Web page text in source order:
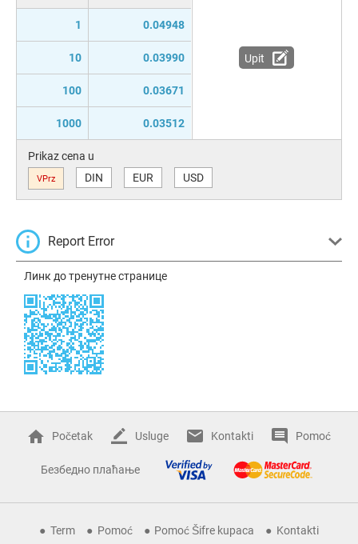
1 0.04948
10 0.03990
100 0.03671
1000 0.03512
Upit
Prikaz cena u
VPrz DIN EUR USD
Report Error
Линк до тренутне странице
Početak Usluge Kontakti Pomoć
Безбедно плаћање
Term Pomoć Pomoć Šifre kupaca Kontakti